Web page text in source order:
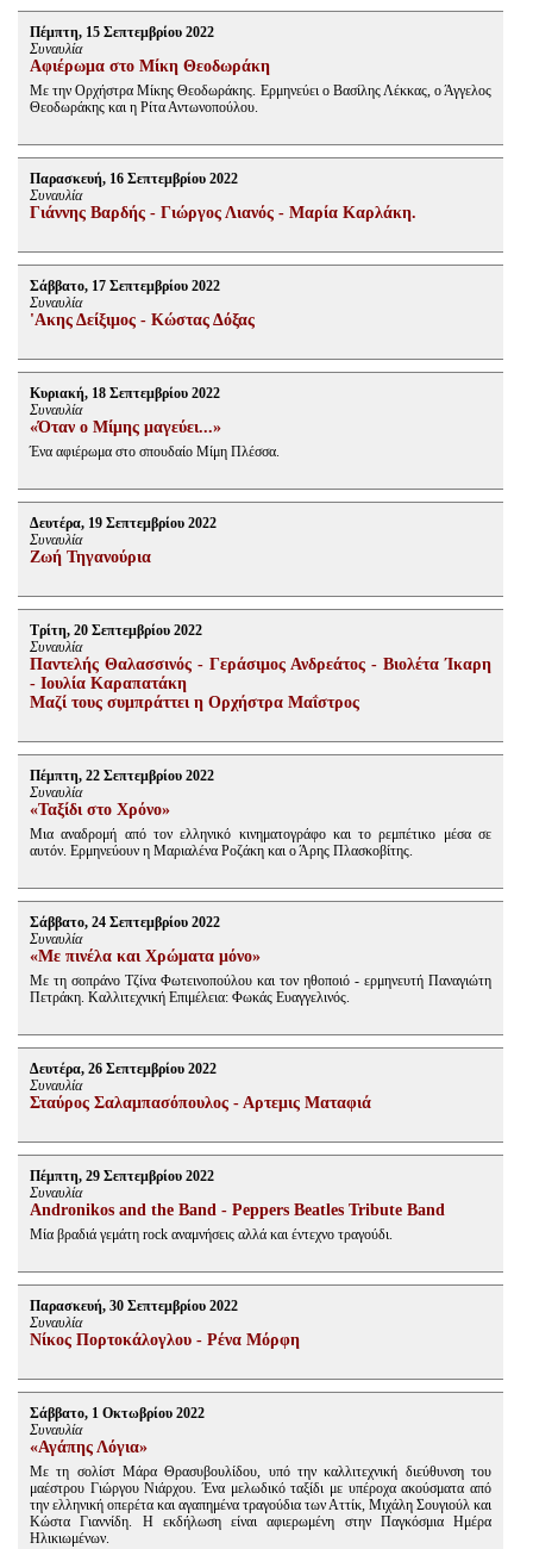
Πέμπτη, 15 Σεπτεμβρίου 2022
Συναυλία
Αφιέρωμα στο Μίκη Θεοδωράκη
Με την Ορχήστρα Μίκης Θεοδωράκης. Ερμηνεύει ο Βασίλης Λέκκας, ο Άγγελος
Θεοδωράκης και η Ρίτα Αντωνοπούλου.
Παρασκευή, 16 Σεπτεμβρίου 2022
Συναυλία
Γιάννης Βαρδής - Γιώργος Λιανός - Μαρία Καρλάκη.
Σάββατο, 17 Σεπτεμβρίου 2022
Συναυλία
'Ακης Δείξιμος - Κώστας Δόξας
Κυριακή, 18 Σεπτεμβρίου 2022
Συναυλία
«Όταν ο Μίμης μαγεύει...»
Ένα αφιέρωμα στο σπουδαίο Μίμη Πλέσσα.
Δευτέρα, 19 Σεπτεμβρίου 2022
Συναυλία
Ζωή Τηγανούρια
Τρίτη, 20 Σεπτεμβρίου 2022
Συναυλία
Παντελής Θαλασσινός - Γεράσιμος Ανδρεάτος - Βιολέτα Ίκαρη
- Ιουλία Καραπατάκη
Μαζί τους συμπράττει η Ορχήστρα Μαΐστρος
Πέμπτη, 22 Σεπτεμβρίου 2022
Συναυλία
«Ταξίδι στο Χρόνο»
Μια αναδρομή από τον ελληνικό κινηματογράφο και το ρεμπέτικο μέσα σε
αυτόν. Ερμηνεύουν η Μαριαλένα Ροζάκη και ο Άρης Πλασκοβίτης.
Σάββατο, 24 Σεπτεμβρίου 2022
Συναυλία
«Με πινέλα και Χρώματα μόνο»
Με τη σοπράνο Τζίνα Φωτεινοπούλου και τον ηθοποιό - ερμηνευτή Παναγιώτη
Πετράκη. Καλλιτεχνική Επιμέλεια: Φωκάς Ευαγγελινός.
Δευτέρα, 26 Σεπτεμβρίου 2022
Συναυλία
Σταύρος Σαλαμπασόπουλος - Αρτεμις Ματαφιά
Πέμπτη, 29 Σεπτεμβρίου 2022
Συναυλία
Andronikos and the Band - Peppers Beatles Tribute Band
Μία βραδιά γεμάτη rock αναμνήσεις αλλά και έντεχνο τραγούδι.
Παρασκευή, 30 Σεπτεμβρίου 2022
Συναυλία
Νίκος Πορτοκάλογλου - Ρένα Μόρφη
Σάββατο, 1 Οκτωβρίου 2022
Συναυλία
«Αγάπης Λόγια»
Με τη σολίστ Μάρα Θρασυβουλίδου, υπό την καλλιτεχνική διεύθυνση του
μαέστρου Γιώργου Νιάρχου. Ένα μελωδικό ταξίδι με υπέροχα ακούσματα από
την ελληνική οπερέτα και αγαπημένα τραγούδια των Αττίκ, Μιχάλη Σουγιούλ και
Κώστα Γιαννίδη. Η εκδήλωση είναι αφιερωμένη στην Παγκόσμια Ημέρα
Ηλικιωμένων.